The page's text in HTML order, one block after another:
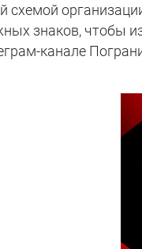
схемой
знаков, чтобы
канале